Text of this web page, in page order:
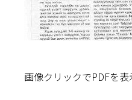
画像クリックでPDFを表